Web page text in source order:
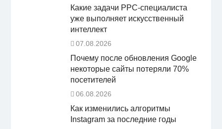
Какие задачи PPC-специалиста
уже выполняет искусственный
интеллект
07.08.2026
Почему после обновления Google
некоторые сайты потеряли 70%
посетителей
06.08.2026
Как изменились алгоритмы
Instagram за последние годы